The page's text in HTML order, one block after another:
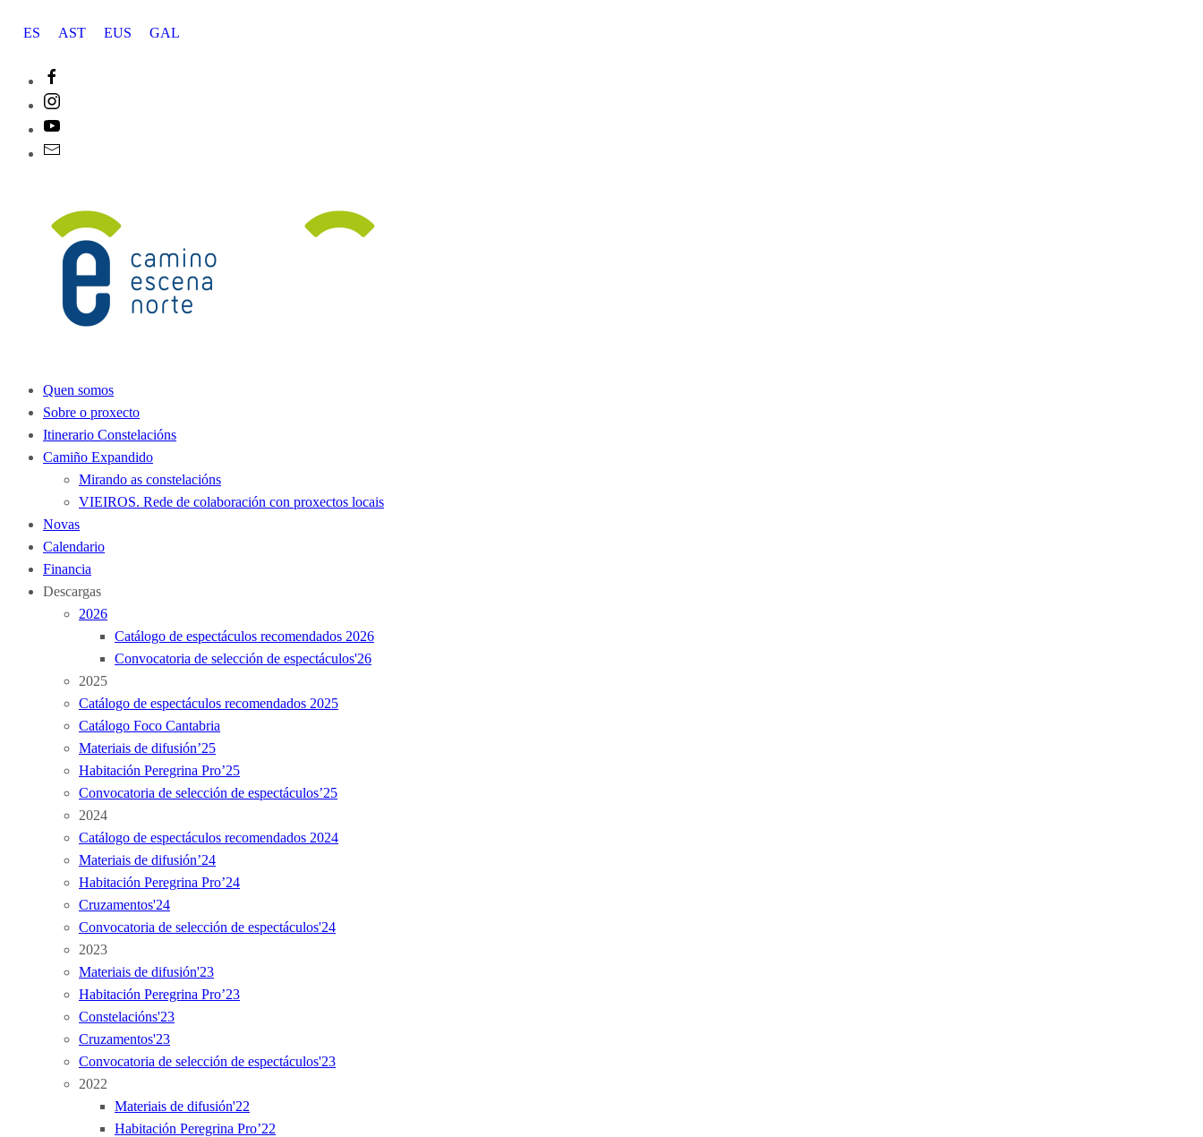
ES AST EUS GAL
Quen somos
Sobre o proxecto
Itinerario Constelacións
Camiño Expandido
Mirando as constelacións
VIEIROS. Rede de colaboración con proxectos locais
Novas
Calendario
Financia
Descargas
2026
Catálogo de espectáculos recomendados 2026
Convocatoria de selección de espectáculos'26
2025
Catálogo de espectáculos recomendados 2025
Catálogo Foco Cantabria
Materiais de difusión’25
Habitación Peregrina Pro’25
Convocatoria de selección de espectáculos’25
2024
Catálogo de espectáculos recomendados 2024
Materiais de difusión’24
Habitación Peregrina Pro’24
Cruzamentos'24
Convocatoria de selección de espectáculos'24
2023
Materiais de difusión'23
Habitación Peregrina Pro’23
Constelacións'23
Cruzamentos'23
Convocatoria de selección de espectáculos'23
2022
Materiais de difusión'22
Habitación Peregrina Pro’22